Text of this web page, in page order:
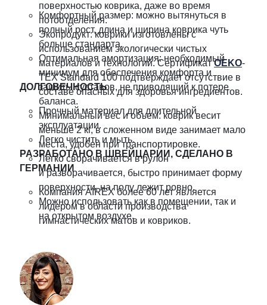
поверхностью коврика, даже во время
потоотделения.
Экопродукт: коврики изготовлены с
использованием экологически чистых
материалов и технологий. СертификатOEKO-
TEX Standard 100 подтверждает отсутствие в
составе опасных для здоровья ингредиентов.
Комфортный размер: можно вытянуться в
полный рост, длина и ширина коврика чуть
больше стандарта.
Оптимальная амортизация: необходимый
минимум для обеспечения комфорта и
защиты суставов, не приводящий к потере
баланса.
Минимальный вес и объем: коврик весит
меньше 2 кг, в сложенном виде занимает мало
места, удобен при транспортировке.
Легко сворачивается в рулон
и разворачивается, быстро принимает форму
поверхности, на полу лежит ровно.
Можно использовать как в помещении, так и
на открытом воздухе.
ДОЛГОВЕЧНОСТЬ
Прочный материал для длительной
эксплуатации.
Легко чистить и мыть.
РАЗРАБОТАНО В ШВЕЙЦАРИИ, СДЕЛАНО В
ГЕРМАНИИ
Компания AIREX более 60 лет является
лидером в области производства
гимнастических матов и ковриков.